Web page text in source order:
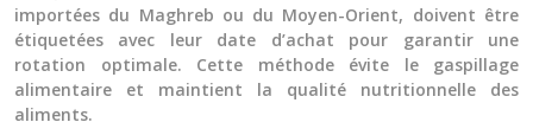
importées du Maghreb ou du Moyen-Orient, doivent être
étiquetées avec leur date d’achat pour garantir une
rotation optimale. Cette méthode évite le gaspillage
alimentaire et maintient la qualité nutritionnelle des
aliments.